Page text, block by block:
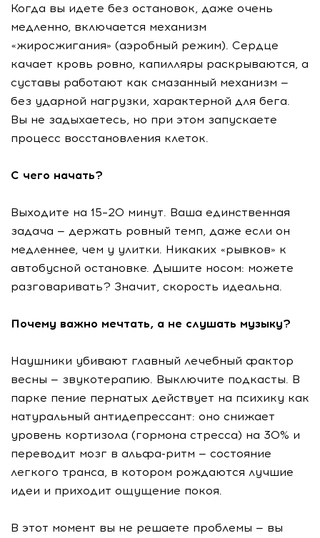
Когда вы идете без остановок, даже очень
медленно, включается механизм
«жиросжигания» (аэробный режим). Сердце
качает кровь ровно, капилляры раскрываются, а
суставы работают как смазанный механизм —
без ударной нагрузки, характерной для бега.
Вы не задыхаетесь, но при этом запускаете
процесс восстановления клеток.
С чего начать?
Выходите на 15–20 минут. Ваша единственная
задача — держать ровный темп, даже если он
медленнее, чем у улитки. Никаких «рывков» к
автобусной остановке. Дышите носом: можете
разговаривать? Значит, скорость идеальна.
Почему важно мечтать, а не слушать музыку?
Наушники убивают главный лечебный фактор
весны — звукотерапию. Выключите подкасты. В
парке пение пернатых действует на психику как
натуральный антидепрессант: оно снижает
уровень кортизола (гормона стресса) на 30% и
переводит мозг в альфа-ритм — состояние
легкого транса, в котором рождаются лучшие
идеи и приходит ощущение покоя.
В этот момент вы не решаете проблемы — вы